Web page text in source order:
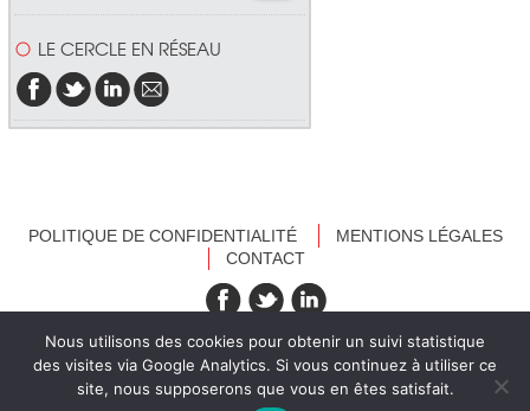
LE CERCLE EN RÉSEAU
POLITIQUE DE CONFIDENTIALITÉ
MENTIONS LÉGALES
CONTACT
recevez nos newsletters
Nous utilisons des cookies pour obtenir un suivi statistique
des visites via Google Analytics. Si vous continuez à utiliser ce
site, nous supposerons que vous en êtes satisfait.